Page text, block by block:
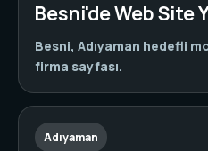
Besni'de Web Site
Besni, Adıyaman hedefli
firma sayfası.
Adıyaman